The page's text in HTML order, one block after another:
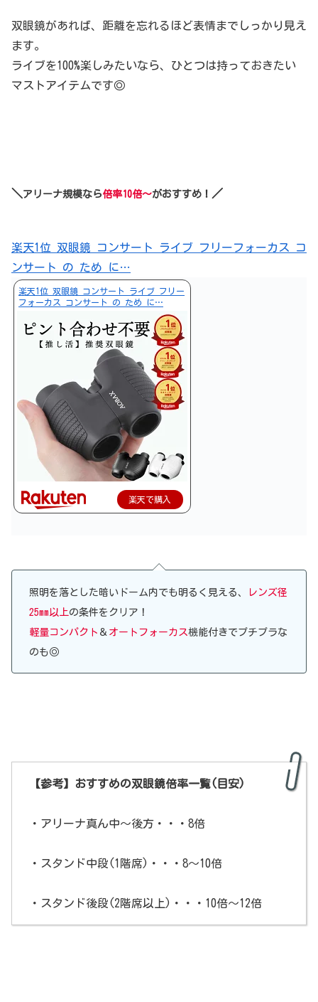
双眼鏡があれば、距離を忘れるほど表情までしっかり見え
ます。
ライブを100%楽しみたいなら、ひとつは持っておきたい
マストアイテムです◎
＼アリーナ規模なら倍率10倍～がおすすめ！ ／
楽天1位 双眼鏡 コンサート ライブ フリーフォーカス コ
ンサート の ため に…
楽天1位 双眼鏡 コンサート ライブ フリー
フォーカス コンサート の ため に…
楽天で購入
照明を落とした暗いドーム内でも明るく見える、
レンズ径
25mm以上の条件をクリア！
軽量コンパクト ＆ オートフォーカス機能付きでプチプラな
のも◎
【参考】おすすめの双眼鏡倍率一覧(目安)
・アリーナ真ん中～後方・・・8倍
・スタンド中段(1階席)・・・8～10倍
・スタンド後段(2階席以上)・・・10倍～12倍